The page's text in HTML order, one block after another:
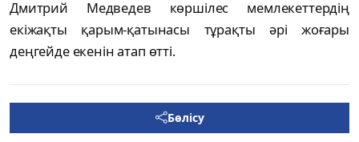
Дмитрий Медведев көршілес мемлекеттердің
екіжақты қарым-қатынасы тұрақты әрі жоғары
деңгейде екенін атап өтті.
Бөлісу